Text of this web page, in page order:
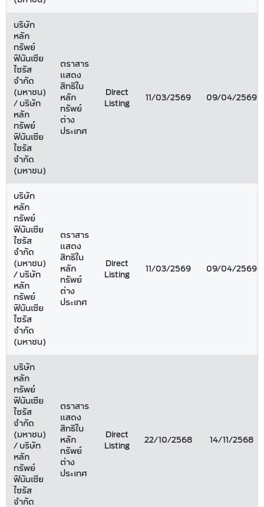
บริษัท
หลัก
ทรัพย์
ฟินันเซีย
ไซรัส
จำกัด
(มหาชน)
/ บริษัท
หลัก
ทรัพย์
ฟินันเซีย
ไซรัส
จำกัด
(มหาชน)
ตราสาร
แสดง
สิทธิใน
หลัก
ทรัพย์
ต่าง
ประเทศ
Direct
Listing
11/03/2569 09/04/2569
บริษัท
หลัก
ทรัพย์
ฟินันเซีย
ไซรัส
จำกัด
(มหาชน)
/ บริษัท
หลัก
ทรัพย์
ฟินันเซีย
ไซรัส
จำกัด
(มหาชน)
ตราสาร
แสดง
สิทธิใน
หลัก
ทรัพย์
ต่าง
ประเทศ
Direct
Listing
11/03/2569 09/04/2569
บริษัท
หลัก
ทรัพย์
ฟินันเซีย
ไซรัส
จำกัด
(มหาชน)
/ บริษัท
หลัก
ทรัพย์
ฟินันเซีย
ไซรัส
จำกัด
ตราสาร
แสดง
สิทธิใน
หลัก
ทรัพย์
ต่าง
ประเทศ
Direct
Listing
22/10/2568 14/11/2568